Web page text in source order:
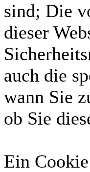
sind; Die
dieser
auch die
wann Sie
ob Sie
Ein